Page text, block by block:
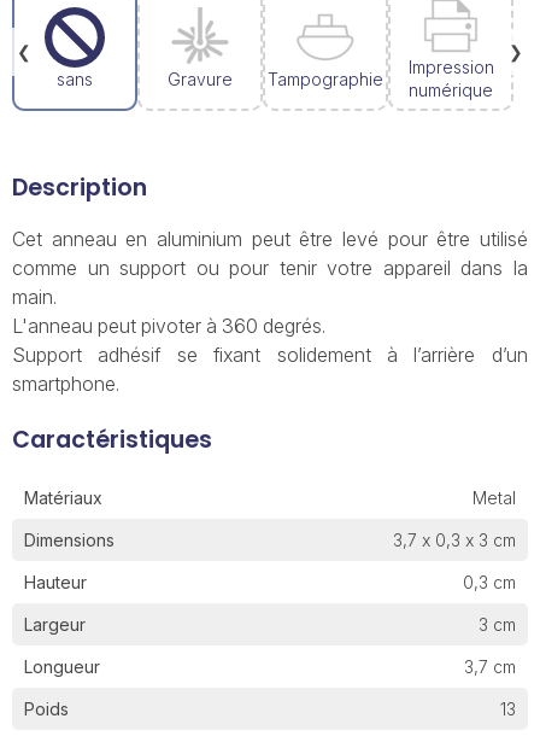
sans Gravure Tampographie
Impression
numérique
❯
❮
Description
Cet anneau en aluminium peut être levé pour être utilisé
comme un support ou pour tenir votre appareil dans la
main.
L'anneau peut pivoter à 360 degrés.
Support adhésif se fixant solidement à l’arrière d’un
smartphone.
Caractéristiques
Matériaux Metal
Dimensions 3,7 x 0,3 x 3 cm
Hauteur 0,3 cm
Largeur 3 cm
Longueur 3,7 cm
Poids 13